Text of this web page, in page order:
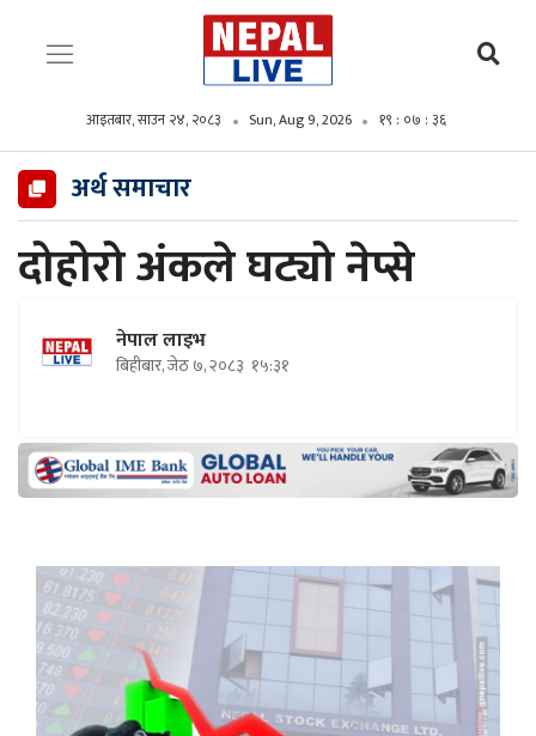
आइतबार, साउन २४, २०८३ Sun, Aug 9, 2026 १९ : ०७ : ३७
अर्थ समाचार
दोहोरो अंकले घट्यो नेप्से
नेपाल लाइभ
बिहीबार, जेठ ७, २०८३ १५:३१